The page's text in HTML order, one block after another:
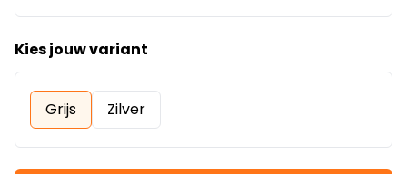
Kies jouw variant
Grijs Zilver